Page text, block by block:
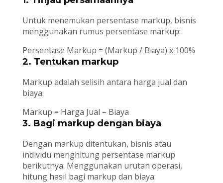
Untuk menemukan persentase markup, bisnis
menggunakan rumus persentase markup:
Persentase Markup = (Markup / Biaya) x 100%
2. Tentukan markup
Markup adalah selisih antara harga jual dan
biaya:
Markup = Harga Jual – Biaya
3. Bagi markup dengan biaya
Dengan markup ditentukan, bisnis atau
individu menghitung persentase markup
berikutnya. Menggunakan urutan operasi,
hitung hasil bagi markup dan biaya: